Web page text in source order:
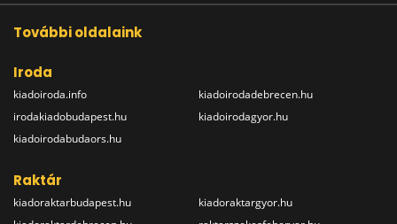
További oldalaink
Iroda
kiadoiroda.info
irodakiadobudapest.hu
kiadoirodabudaors.hu
kiadoirodadebrecen.hu
kiadoirodagyor.hu
Raktár
kiadoraktarbudapest.hu
kiadoraktargyor.hu